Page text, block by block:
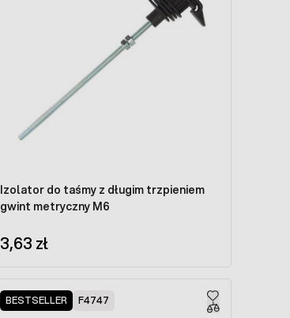
Izolator do taśmy z długim trzpieniem
gwint metryczny M6
3,63 zł
BESTSELLER F4747